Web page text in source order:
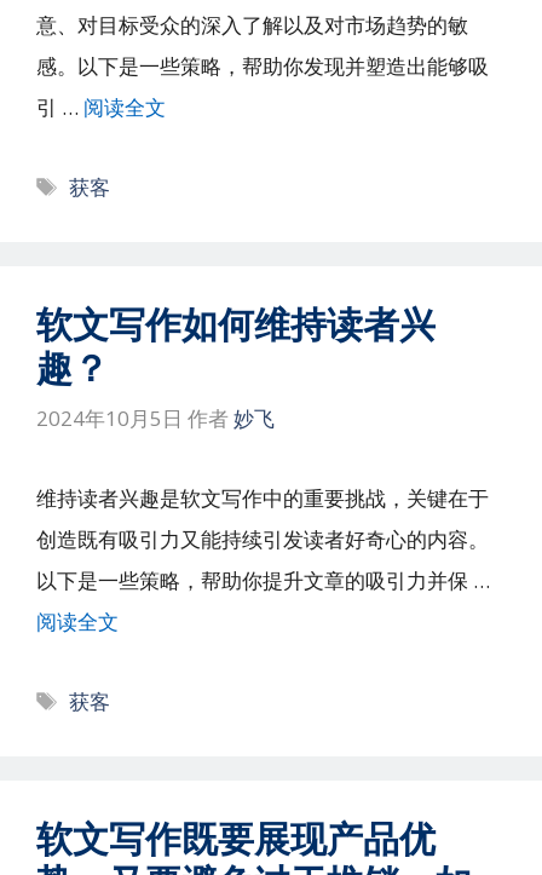
意、对目标受众的深入了解以及对市场趋势的敏
感。以下是一些策略，帮助你发现并塑造出能够吸
引 … 阅读全文
标
获客
软文写作如何维持读者兴
趣？
2024年10月5日 作者妙飞
维持读者兴趣是软文写作中的重要挑战，关键在于
创造既有吸引力又能持续引发读者好奇心的内容。
以下是一些策略，帮助你提升文章的吸引力并保 …
阅读全文
标
获客
软文写作既要展现产品优